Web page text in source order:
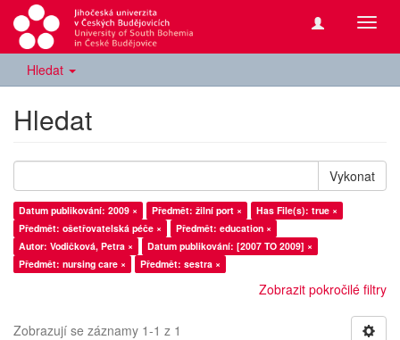
Hledat
Hledat
Vykonat
Datum publikování: 2009 × Předmět: žilní port ×
Has File(s): true ×
Předmět: ošetřovatelská péče ×
Předmět: education ×
Autor: Vodičková, Petra ×
Datum publikování: [2007 TO 2009] ×
Předmět: nursing care ×
Předmět: sestra ×
Zobrazit pokročilé filtry
Zobrazují se záznamy 1-1 z 1